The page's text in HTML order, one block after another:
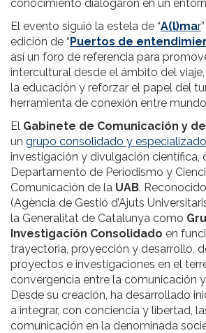
conocimiento dialogaron en un
El evento siguió la estela de “A(l)mar
edición de “Puertos de
así un foro de referencia para
intercultural desde el ámbito del
la educación y reforzar el papel del
herramienta de conexión entre
El Gabinete de Comunicación y
un grupo consolidado y especializado
investigación y divulgación científica,
Departamento de Periodismo y
Comunicación de la UAB.
(Agència de Gestió d’Ajuts
la Generalitat de Catalunya como
Investigación Consolidado en
trayectoria, proyección y desarrollo,
proyectos e investigaciones en el
convergencia entre la comunicación
Desde su creación, ha desarrollado
a integrar, con conciencia y libertad,
comunicación en la denominada